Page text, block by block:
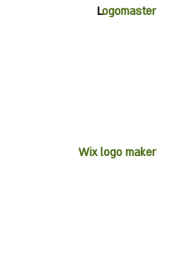
Logomaster
Wix logo maker